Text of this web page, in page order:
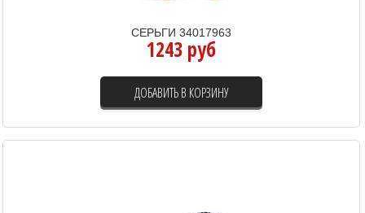
СЕРЬГИ 34017963
1243 руб
ДОБАВИТЬ В КОРЗИНУ